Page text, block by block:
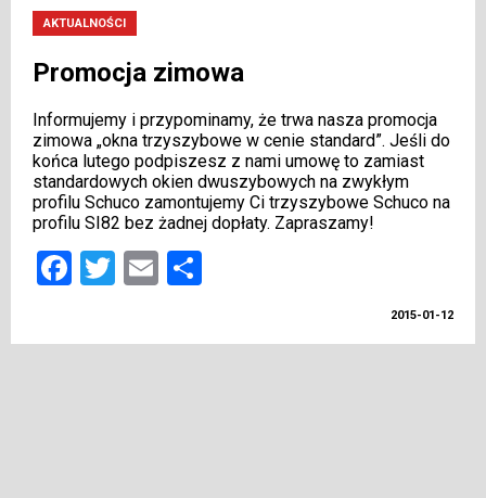
AKTUALNOŚCI
Promocja zimowa
Informujemy i przypominamy, że trwa nasza promocja
zimowa „okna trzyszybowe w cenie standard”. Jeśli do
końca lutego podpiszesz z nami umowę to zamiast
standardowych okien dwuszybowych na zwykłym
profilu Schuco zamontujemy Ci trzyszybowe Schuco na
profilu SI82 bez żadnej dopłaty. Zapraszamy!
Facebook
Twitter
Email
2015-01-12